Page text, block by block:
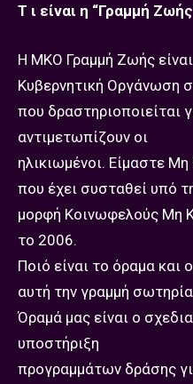
Τ ι είναι η “Γραμμή
Η ΜΚΟ Γραμμή Ζωής
Κυβερνητική Οργάνωση
που δραστηριοποιείται
αντιμετωπίζουν οι
ηλικιωμένοι. Είμαστε
που έχει συσταθεί υπό
μορφή Κοινωφελούς Μη
το 2006.
Ποιό είναι το όραμα και
αυτή την γραμμή
Όραμά μας είναι ο
υποστήριξη
προγραμμάτων δράσης